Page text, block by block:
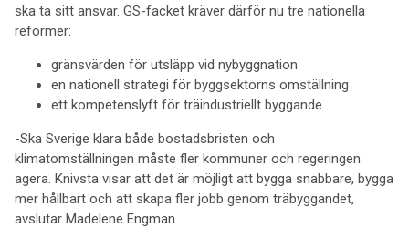
ska ta sitt ansvar. GS-facket kräver därför nu tre nationella
reformer:
gränsvärden för utsläpp vid nybyggnation
en nationell strategi för byggsektorns omställning
ett kompetenslyft för träindustriellt byggande
-Ska Sverige klara både bostadsbristen och
klimatomställningen måste fler kommuner och regeringen
agera. Knivsta visar att det är möjligt att bygga snabbare, bygga
mer hållbart och att skapa fler jobb genom träbyggandet,
avslutar Madelene Engman.